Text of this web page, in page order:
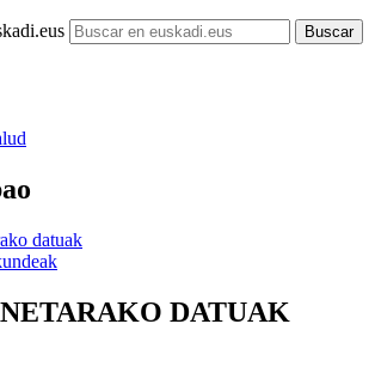
datuak
DATUAK